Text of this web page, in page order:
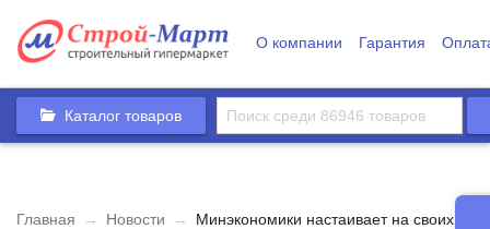
О компании Гарантия
Каталог товаров
Главная → Новости → Минэкономики настаивает на своих